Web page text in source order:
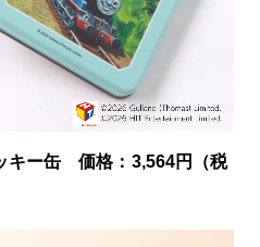
キー缶 価格：3,564円（税